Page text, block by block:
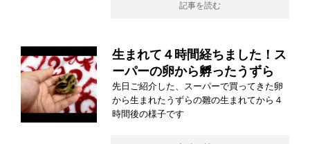
記事を読む
生まれて４時間経ちました！ス
ーパーの卵から孵ったうずら
先日ご紹介した、スーパーで買ってきた卵
から生まれたうずらの雛の生まれてから４
時間後の様子です